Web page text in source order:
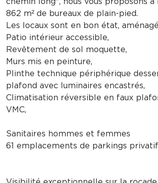
chemin long", nous vous proposons
862 m² de bureaux de plain-pied.
Les locaux sont en bon état,
Patio intérieur accessible,
Revêtement de sol moquette,
Murs mis en peinture,
Plinthe technique périphérique
plafond avec luminaires encastrés,
Climatisation réversible en faux
VMC,
Sanitaires hommes et femmes
61 emplacements de parkings